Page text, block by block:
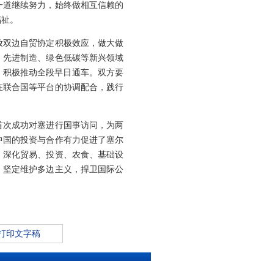
继续努力，始终做相互信赖的
。
边自贸协定积极效应，做大做
进制造、绿色低碳等新兴领域
极推动全段早日通车。双方要
合国等平台的协调配合，践行
成功对塞进行国事访问，为两
的投资与合作有力促进了塞尔
化贸易、投资、农食、基础设
定维护多边主义，捍卫国际公
印文字稿